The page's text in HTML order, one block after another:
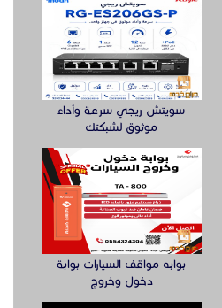
سويتش ريجي سرعة وأداء
موثوق لشبكتك
بوابه مواقف السيارات بوابة
دخول وخروج